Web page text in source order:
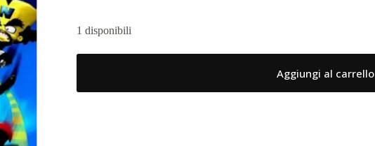
1 disponibili
Aggiungi al carrello